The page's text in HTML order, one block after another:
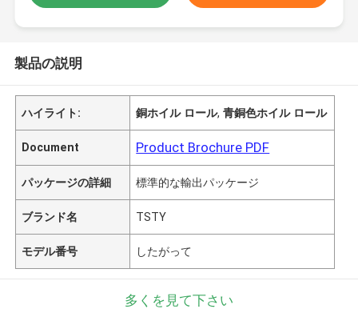
製品の説明
ハイライト: 銅ホイル ロール,青銅色ホイル ロール
Document Product Brochure PDF
パッケージの詳細 標準的な輸出パッケージ
ブランド名 TSTY
モデル番号 したがって
多くを見て下さい